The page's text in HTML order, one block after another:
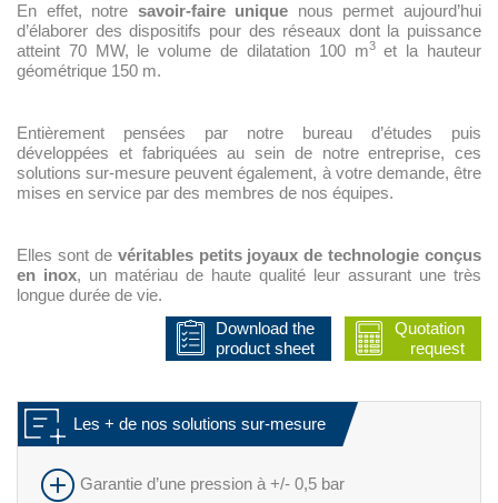
En effet, notre savoir-faire unique nous permet aujourd’hui
d’élaborer des dispositifs pour des réseaux dont la puissance
atteint 70 MW, le volume de dilatation 100 m3et la hauteur
géométrique 150 m.
Entièrement pensées par notre bureau d’études puis
développées et fabriquées au sein de notre entreprise, ces
solutions sur-mesure peuvent également, à votre demande, être
mises en service par des membres de nos équipes.
Elles sont de véritables petits joyaux de technologie conçus
en inox, un matériau de haute qualité leur assurant une très
longue durée de vie.
Download the
product sheet
Quotation
request
Les + de nos solutions sur-mesure
Garantie d’une pression à +/- 0,5 bar